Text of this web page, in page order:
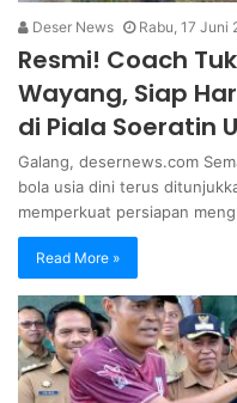
Deser News Rabu, 17 Juni
Resmi! Coach
Wayang, Siap
di Piala Soeratin
Galang, desernews.com
bola usia dini terus
memperkuat persiapan
Read More »